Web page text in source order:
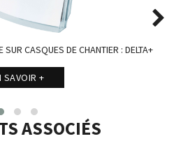
SUR CASQUES DE CHANTIER : DELTA+
SAVOIR +
ASSOCIÉS